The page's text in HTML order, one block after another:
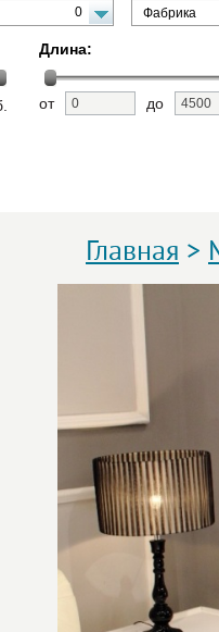
0 Фабрика
Длина:
от до
Главная >